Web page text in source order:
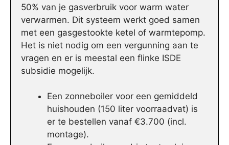
50% van je gasverbruik voor warm water
verwarmen. Dit systeem werkt goed samen
met een gasgestookte ketel of warmtepomp.
Het is niet nodig om een vergunning aan te
vragen en er is meestal een flinke ISDE
subsidie mogelijk.
Een zonneboiler voor een gemiddeld
huishouden (150 liter voorraadvat) is
er te bestellen vanaf €3.700 (incl.
montage).